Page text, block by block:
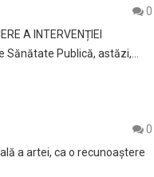
0
A INTERVENȚIEI
Sănătate Publică, astăzi,…
0
a artei, ca o recunoaştere